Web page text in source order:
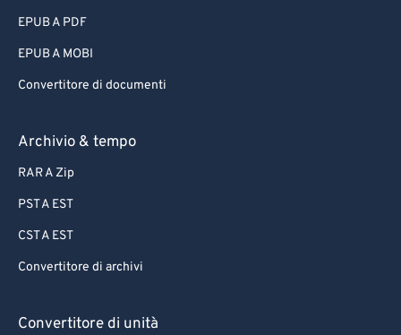
EPUB A PDF
EPUB A MOBI
Convertitore di documenti
Archivio & tempo
RAR A Zip
PST A EST
CST A EST
Convertitore di archivi
Convertitore di unità